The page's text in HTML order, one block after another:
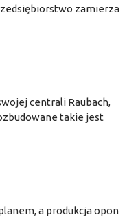
zamierza
centrali Raubach,
takie jest
a produkcja opon